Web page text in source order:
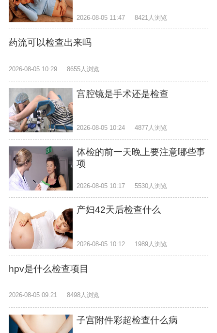
2026-08-05 11:47 8421人浏览
药流可以检查出来吗
2026-08-05 10:29 8655人浏览
宫腔镜是手术还是检查
2026-08-05 10:24 4877人浏览
体检的前一天晚上要注意哪些事
项
2026-08-05 10:17 5530人浏览
产妇42天后检查什么
2026-08-05 10:12 1989人浏览
hpv是什么检查项目
2026-08-05 09:21 8498人浏览
子宫附件彩超检查什么病